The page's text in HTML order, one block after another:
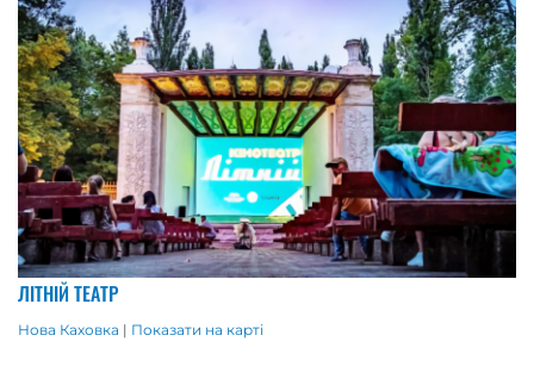
ЛІТНІЙ ТЕАТР
Нова Каховка | Показати на карті